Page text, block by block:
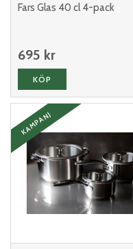
Fars Glas 40 cl 4-pack
695 kr
KÖP
KAMPANJ